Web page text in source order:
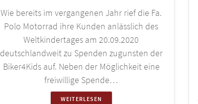
Wie bereits im vergangenen Jahr rief die Fa.
Polo Motorrad ihre Kunden anlässlich des
Weltkindertages am 20.09.2020
deutschlandweit zu Spenden zugunsten der
Biker4Kids auf. Neben der Möglichkeit eine
freiwillige Spende…
WEITERLESEN